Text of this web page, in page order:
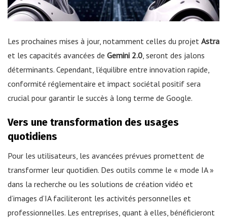
Les prochaines mises à jour, notamment celles du projet Astra
et les capacités avancées de Gemini 2.0 , seront des jalons
déterminants. Cependant, l’équilibre entre innovation rapide,
conformité réglementaire et impact sociétal positif sera
crucial pour garantir le succès à long terme de Google.
Vers une transformation des usages
quotidiens
Pour les utilisateurs, les avancées prévues promettent de
transformer leur quotidien. Des outils comme le « mode IA »
dans la recherche ou les solutions de création vidéo et
d’images d’IA faciliteront les activités personnelles et
professionnelles. Les entreprises, quant à elles, bénéficieront